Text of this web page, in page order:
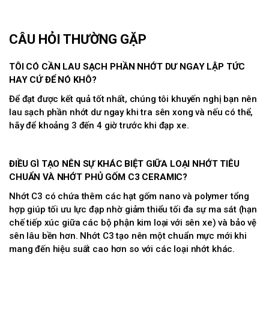
CÂU HỎI THƯỜNG GẶP
TÔI CÓ CẦN LAU SẠCH PHẦN NHỚT DƯ NGAY LẬP TỨC
HAY CỨ ĐỂ NÓ KHÔ?
Để đạt được kết quả tốt nhất, chúng tôi khuyến nghị bạn nên
lau sạch phần nhớt dư ngay khi tra sên xong và nếu có thể,
hãy để khoảng 3 đến 4 giờ trước khi đạp xe.
ĐIỀU GÌ TẠO NÊN SỰ KHÁC BIỆT GIỮA LOẠI NHỚT TIÊU
CHUẨN VÀ NHỚT PHỦ GỐM C3 CERAMIC?
Nhớt C3 có chứa thêm các hạt gốm nano và polymer tổng
hợp giúp tối ưu lực đạp nhờ giảm thiểu tối đa sự ma sát (hạn
chế tiếp xúc giữa các bộ phận kim loại với sên xe) và bảo vệ
sên lâu bền hơn. Nhớt C3 tạo nên một chuẩn mực mới khi
mang đến hiệu suất cao hơn so với các loại nhớt khác.